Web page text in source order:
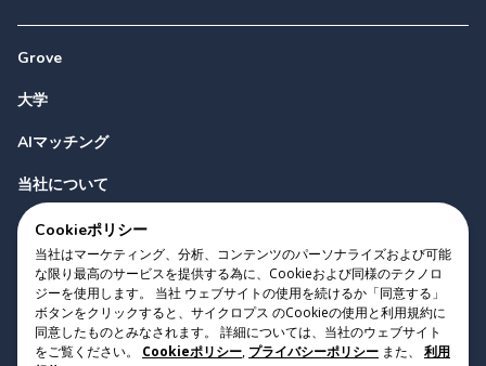
Grove
大学
AIマッチング
当社について
お問い合わせ
Cookieポリシー
当社はマーケティング、分析、コンテンツのパーソナライズおよび可能
な限り最高のサービスを提供する為に、Cookieおよび同様のテクノロ
ジーを使用します。 当社 ウェブサイトの使用を続けるか「同意する」
ボタンをクリックすると、サイクロプス のCookieの使用と利用規約に
同意したものとみなされます。 詳細については、当社のウェブサイト
をご覧ください。
Cookieポリシー, プライバシーポリシー また、
利用